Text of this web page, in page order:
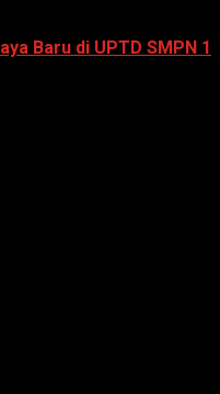
Baru di UPTD SMPN 1